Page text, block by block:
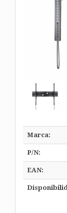
Marca:
P/N:
EAN: